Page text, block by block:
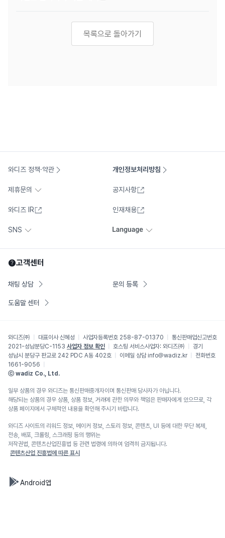
목록으로 돌아가기
와디즈 정책·약관 개인정보처리방침
제휴문의 공지사항
와디즈 IR 인재채용
SNS
고객센터
채팅 상담 문의 등록
도움말 센터
와디즈㈜ 대표이사신혜성 사업자등록번호 258-87-01370
통신판매업신고번호
2021-성남분당C-1153 사업자 정보 확인 호스팅 서비스사업자: 와디즈㈜
경기
성남시 분당구 판교로 242 PDC A동 402호
이메일 상담 info@wadiz.kr
전화번호
1661-9056
ⓒ wadiz Co., Ltd.
일부 상품의 경우 와디즈는 통신판매중개자이며 통신판매 당사자가 아닙니다.
해당되는 상품의 경우 상품, 상품 정보, 거래에 관한 의무와 책임은 판매자에게 있으므로, 각
상품 페이지에서 구체적인 내용을 확인해 주시기 바랍니다.
와디즈 사이트의 리워드 정보, 메이커 정보, 스토리 정보, 콘텐츠, UI 등에 대한 무단 복제,
전송, 배포, 크롤링, 스크래핑 등의 행위는
저작권법, 콘텐츠산업진흥법 등 관련 법령에 의하여 엄격히 금지됩니다.
콘텐츠산업 진흥법에 따른 표시
Android앱